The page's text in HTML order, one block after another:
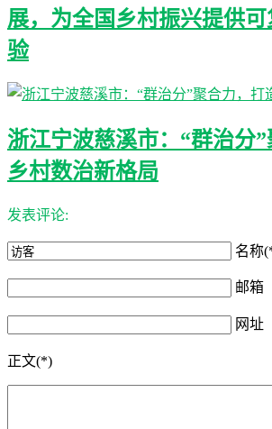
展，为全国乡村振兴提供
验
浙江宁波慈溪市：“群治分
乡村数治新格局
发表评论:
名称
邮箱
网址
正文(*)